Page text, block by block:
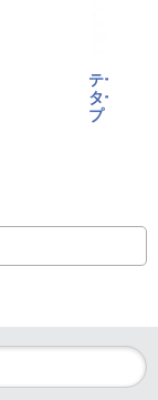
テールロ
ターグリ
プ